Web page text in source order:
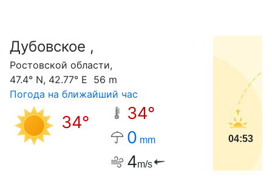
Дубовское ,
Ростовской области,
47.4° N, 42.77° E 56 m
Погода на ближайший час
34°
34°
0 mm
4m/s
04:53